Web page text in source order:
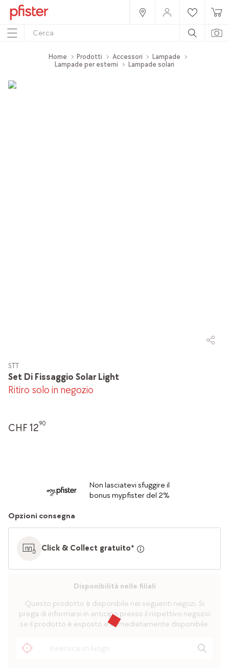
Home Prodotti Accessori
Lampade
Lampade per esterni
Lampade solari
Set Di Fissaggio Solar Light
STT
Ritiro solo in negozio
CHF 1290
Non lasciatevi sfuggire il
bonus mypfister del 2%
Opzioni consegna
Click & Collect gratuito*
Disponibilità nelle filiali
Questo prodotto è disponibile nei seguenti negozi. Si
prega di informarsi in anticipo presso il rispettivo negozio
se il prodotto è esposto e immediatamente disponibile.